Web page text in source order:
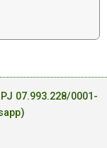
07.993.228/0001-